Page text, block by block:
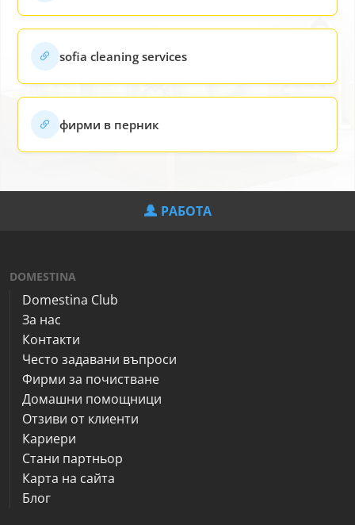
sofia cleaning services
фирми в перник
РАБОТА
DOMESTINA
Domestina Club
За нас
Контакти
Често задавани въпроси
Фирми за почистване
Домашни помощници
Отзиви от клиенти
Кариери
Стани партньор
Карта на сайта
Блог